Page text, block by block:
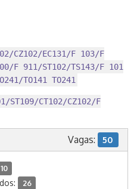
CZ102/EC131/F 103/F
F 911/ST102/TS143/F 101
TO141 TO241
ST109/CT102/CZ102/F
Vagas: 50
10
26